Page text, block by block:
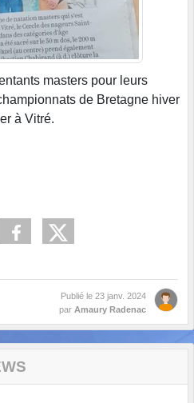
masters pour leurs
de Bretagne hiver
à Vitré.
Publié le 23 janv. 2024
par Amaury Radenac